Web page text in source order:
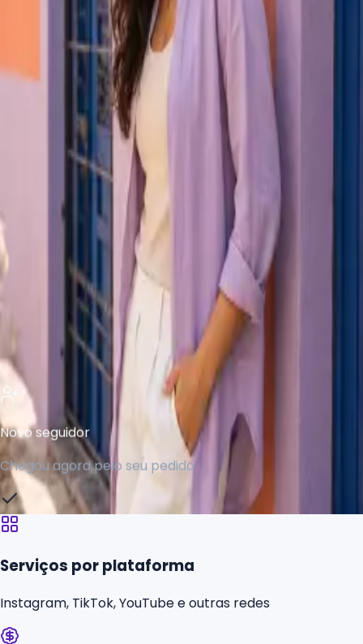
@studioaurora
Conteúdo, estratégia e criatividade.
aurora.social/portfolio
PUBLICAÇÕES REELS
691
947
758
1.100
Novo seguidor
Chegou agora pelo seu pedido
Serviços por plataforma
Instagram, TikTok, YouTube e outras redes